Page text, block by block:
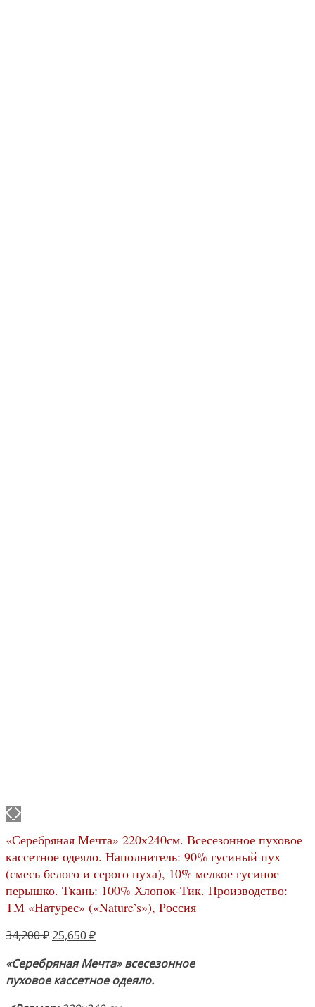
«Серебряная Мечта» 220х240см. Всесезонное пуховое
кассетное одеяло. Наполнитель: 90% гусиный пух
(смесь белого и серого пуха), 10% мелкое гусиное
перышко. Ткань: 100% Хлопок-Тик. Производство:
ТМ «Натурес» («Nature’s»), Россия
34,200₽ Первоначальная
составляла
34,200 ₽.
25,650 ₽Текущая
25,650 ₽.
«Серебряная Мечта» всесезонное
пуховое кассетное одеяло.